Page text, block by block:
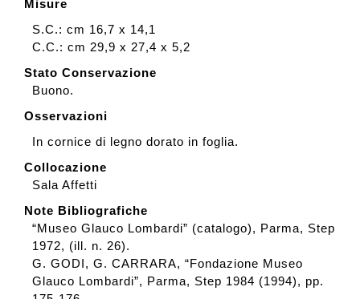
Misure
S.C.: cm 16,7 x 14,1
C.C.: cm 29,9 x 27,4 x 5,2
Stato Conservazione
Buono.
Osservazioni
In cornice di legno dorato in foglia.
Collocazione
Sala Affetti
Note Bibliografiche
“Museo Glauco Lombardi” (catalogo), Parma, Step
1972, (ill. n. 26).
G. GODI, G. CARRARA, “Fondazione Museo
Glauco Lombardi”, Parma, Step 1984 (1994), pp.